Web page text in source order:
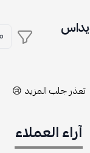
تعذر جلب المزيد 😢
آراء العملاء